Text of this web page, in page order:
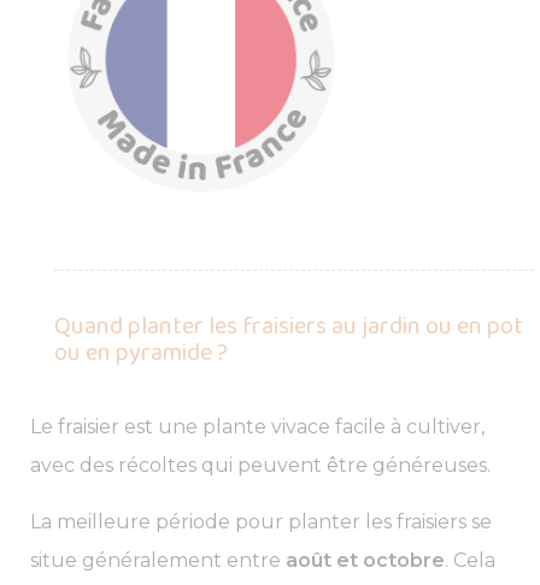
Quand planter les fraisiers au jardin ou en pot
ou en pyramide ?
Le fraisier est une plante vivace facile à cultiver,
avec des récoltes qui peuvent être généreuses.
La meilleure période pour planter les fraisiers se
situe généralement entre août et octobre. Cela